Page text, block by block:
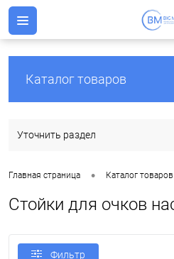
Каталог товаров
Уточнить раздел
Главная страница • Каталог товаров
Стойки для очков
Фильтр